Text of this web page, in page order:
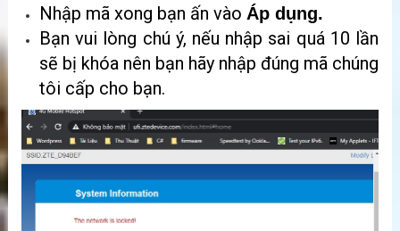
Nhập mã xong bạn ấn vào Áp dụng.
Bạn vui lòng chú ý, nếu nhập sai quá 10 lần
sẽ bị khóa nên bạn hãy nhập đúng mã chúng
tôi cấp cho bạn.